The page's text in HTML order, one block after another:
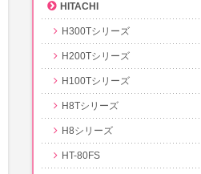
HITACHI
H300Tシリーズ
H200Tシリーズ
H100Tシリーズ
H8Tシリーズ
H8シリーズ
HT-80FS